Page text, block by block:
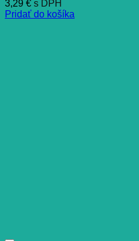
3,29 € s DPH
Pridať do košíka